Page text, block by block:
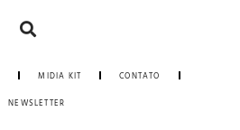
MIDIA KIT CONTATO
NEWSLETTER